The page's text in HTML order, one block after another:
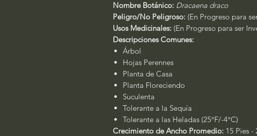
Nombre Botánico: Dracaena draco
Peligro/No Peligroso: (En Progreso para
Usos Medicinales: (En Progreso para ser
Descripciones Comunes:
Árbol
Hojas Perennes
Planta de Casa
Planta Floreciendo
Suculenta
Tolerante a la Sequía
Tolerante a las Heladas (25°F/-4°C)
Crecimiento de Ancho Promedio: 15 Pies -